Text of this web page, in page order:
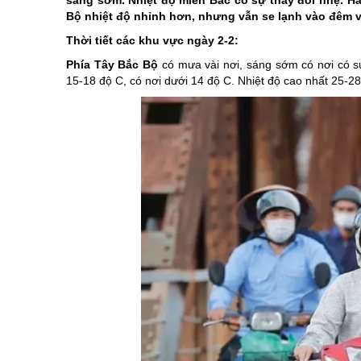
Di tích
Các Huyện, Thành phố thuộc tỉnh
Khoa học,
Cuộc thi trắc
Tinh gọn tổ
Kỷ niệm 100
Chung tay
Kỷ niệm 80
Nghị quyết
Cải cách
Học tập và
Xây dựng
Biên giới - Hải
Thi đua yêu
An toàn giao
chương trình hành động của
Ẩm thực
Bộ nhiệt độ nhỉnh hơn, nhưng vẫn se lạnh vào đêm
Thời tiết các khu vực ngày 2-2:
Phía Tây Bắc Bộ có mưa vài nơi, sáng sớm có nơi có
15-18 độ C, có nơi dưới 14 độ C. Nhiệt độ cao nhất 25-